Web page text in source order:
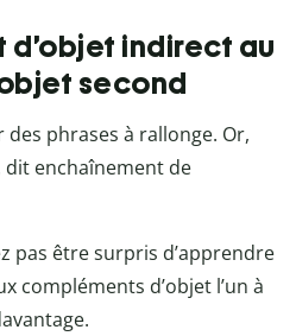
d’objet indirect au
second
phrases à rallonge. Or,
enchaînement de
pas être surpris d’apprendre
compléments d’objet l’un à